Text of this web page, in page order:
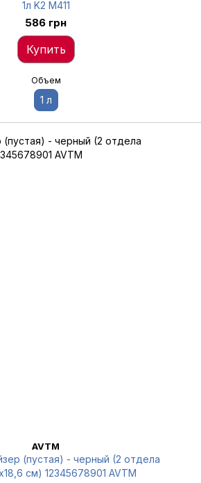
1л K2 M411
586 грн
Купить
Объем
1 л
AVTM
(пустая) - черный (2 отдела
см) 12345678901 AVTM